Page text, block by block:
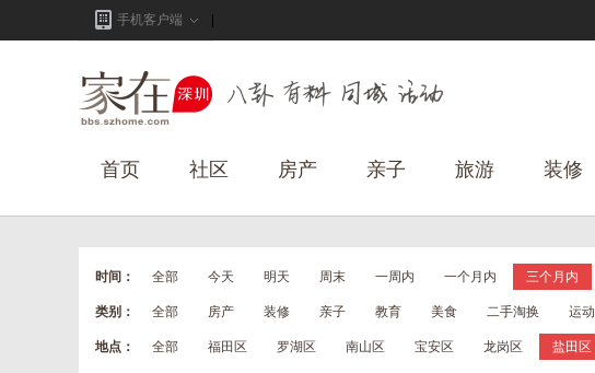
手机客户端
首页 社区 房产 亲子 旅游 装修
时间： 全部 今天 明天 周末 一周内 一个月内 三个月内
类别： 全部 房产 装修 亲子 教育 美食 二手淘换 运动
地点： 全部 福田区 罗湖区 南山区 宝安区 龙岗区 盐田区